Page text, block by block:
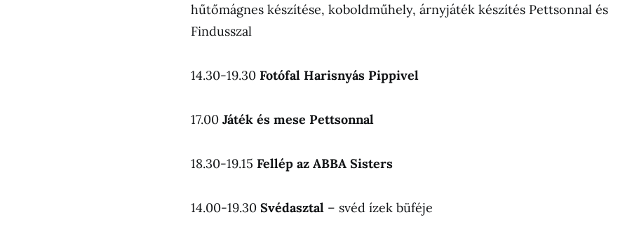
hűtőmágnes készítése, koboldműhely, árnyjáték készítés Pettsonnal és
Findusszal
14.30-19.30 Fotófal Harisnyás Pippivel
17.00 Játék és mese Pettsonnal
18.30-19.15 Fellép az ABBA Sisters
14.00-19.30 Svédasztal – svéd ízek büféje